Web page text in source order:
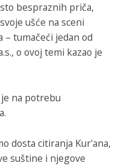
bespraznih priča,
ušće na sceni
tumačeći jedan od
o ovoj temi kazao je
na potrebu
dosta citiranja Kur'ana,
suštine i njegove